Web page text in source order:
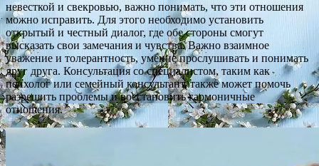
невесткой и свекровью, важно понимать, что эти отношения
можно исправить. Для этого необходимо установить
открытый и честный диалог, где обе стороны смогут
высказать свои замечания и чувства. Важно взаимное
уважение и толерантность, умение прослушивать и понимать
друг друга. Консультация со специалистом, таким как
психолог или семейный консультант, также может помочь
разрешить проблемы и восстановить гармоничные
отношения.